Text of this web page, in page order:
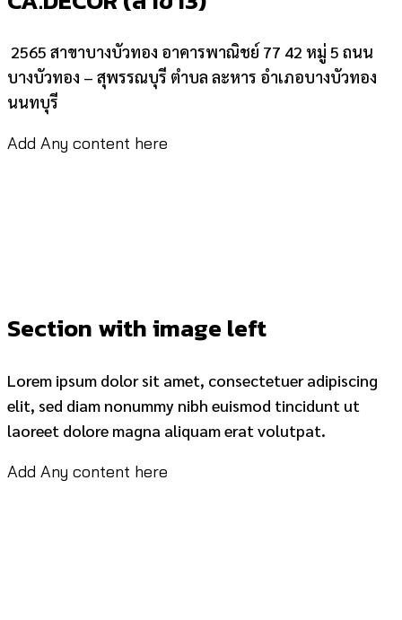
2565 สาขาบางบัวทอง อาคารพาณิชย์ 77 42 หมู่ 5 ถนน
บางบัวทอง – สุพรรณบุรี ตำบล ละหาร อำเภอบางบัวทอง
นนทบุรี
Add Any content here
Section with image left
Lorem ipsum dolor sit amet, consectetuer adipiscing
elit, sed diam nonummy nibh euismod tincidunt ut
laoreet dolore magna aliquam erat volutpat.
Add Any content here